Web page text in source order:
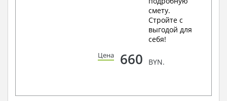
смету.
Стройте с
выгодой для
себя!
Цена 660 BYN.